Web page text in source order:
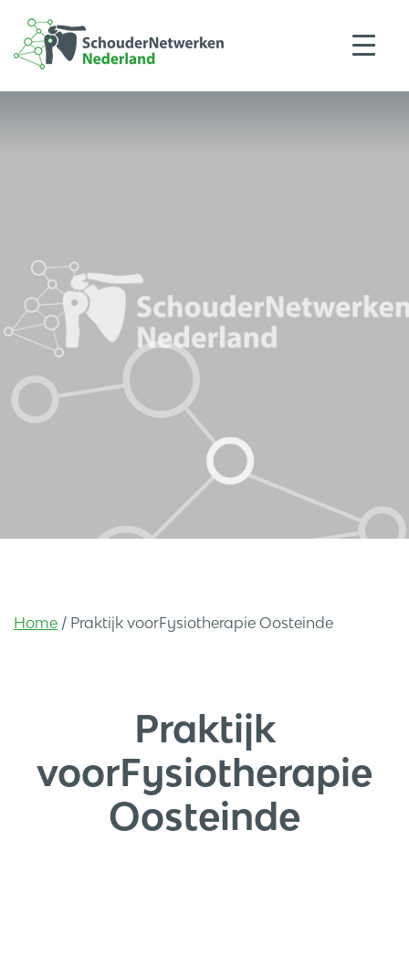
Home / Praktijk voorFysiotherapie Oosteinde
Praktijk
voorFysiotherapie
Oosteinde